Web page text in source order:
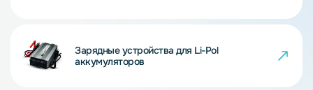
Зарядные устройства для Li-Pol
аккумуляторов